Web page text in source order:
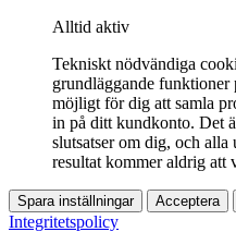
Alltid aktiv
Tekniskt nödvändiga
grundläggande funktioner
möjligt för dig att samla
in på ditt kundkonto. Det
slutsatser om dig, och alla
resultat kommer aldrig att
Spara inställningar Acceptera
Integritetspolicy